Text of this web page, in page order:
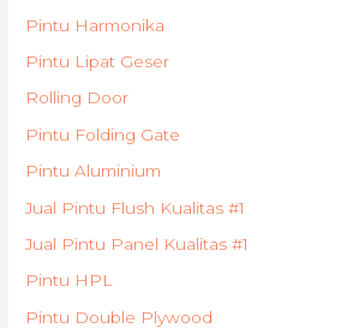
Pintu Harmonika
Pintu Lipat Geser
Rolling Door
Pintu Folding Gate
Pintu Aluminium
Jual Pintu Flush Kualitas #1
Jual Pintu Panel Kualitas #1
Pintu HPL
Pintu Double Plywood